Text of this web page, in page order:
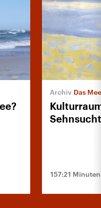
Das
157:21 Minuten